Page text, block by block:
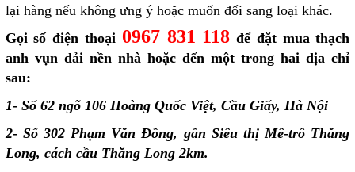
lại hàng nếu không ưng ý hoặc muốn đổi sang loại khác.
Gọi số điện thoại 0967 831 118 để đặt mua thạch
anh vụn dải nền nhà hoặc đến một trong hai địa chỉ
sau:
1- Số 62 ngõ 106 Hoàng Quốc Việt, Cầu Giấy, Hà Nội
2- Số 302 Phạm Văn Đồng, gần Siêu thị Mê-trô Thăng
Long, cách cầu Thăng Long 2km.